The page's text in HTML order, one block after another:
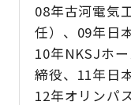
08年古河電気
任）、09年日
10年NKSJホ
締役、11年日
12年オリンパ